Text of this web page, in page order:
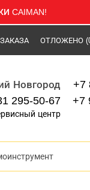
CAIMAN!
ОТЛОЖЕНО
Новгород
295-50-67
центр
+7
+7